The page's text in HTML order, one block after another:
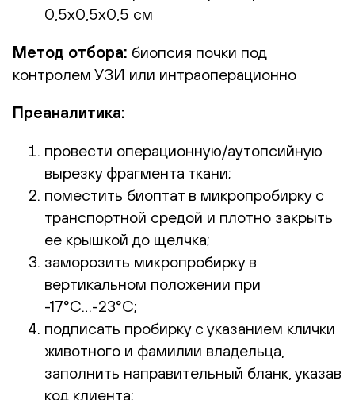
0,5х0,5х0,5 см
Метод отбора: биопсия почки под
контролем УЗИ или интраоперационно
Преаналитика:
провести операционную/аутопсийную
вырезку фрагмента ткани;
поместить биоптат в микропробирку с
транспортной средой и плотно закрыть
ее крышкой до щелчка;
заморозить микропробирку в
вертикальном положении при
-17°С…-23°С;
подписать пробирку с указанием клички
животного и фамилии владельца,
заполнить направительный бланк, указав
код клиента;